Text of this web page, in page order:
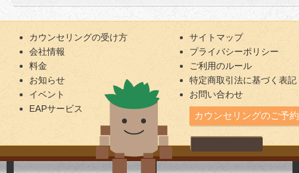
カウンセリングの受け方
会社情報
料金
お知らせ
イベント
EAPサービス
サイトマップ
プライバシーポリシー
ご利用のルール
特定商取引法に基づく表記
お問い合わせ
カウンセリングのご予約